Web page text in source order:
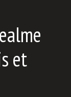
et